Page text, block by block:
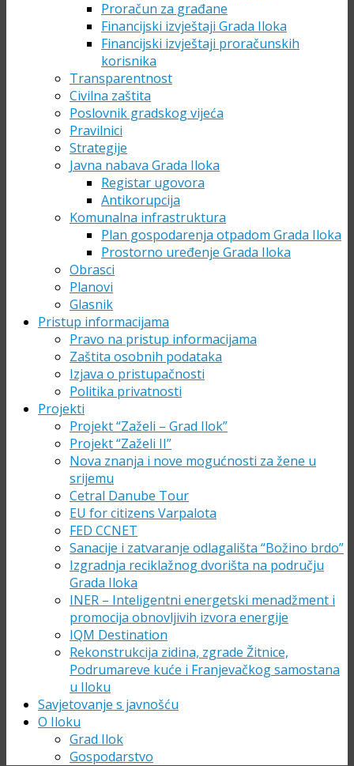
Proračun za građane
Financijski izvještaji Grada Iloka
Financijski izvještaji proračunskih
korisnika
Transparentnost
Civilna zaštita
Poslovnik gradskog vijeća
Pravilnici
Strategije
Javna nabava Grada Iloka
Registar ugovora
Antikorupcija
Komunalna infrastruktura
Plan gospodarenja otpadom Grada Iloka
Prostorno uređenje Grada Iloka
Obrasci
Planovi
Glasnik
Pristup informacijama
Pravo na pristup informacijama
Zaštita osobnih podataka
Izjava o pristupačnosti
Politika privatnosti
Projekti
Projekt “Zaželi – Grad Ilok”
Projekt “Zaželi II”
Nova znanja i nove mogućnosti za žene u
srijemu
Cetral Danube Tour
EU for citizens Varpalota
FED CCNET
Sanacije i zatvaranje odlagališta “Božino brdo”
Izgradnja reciklažnog dvorišta na području
Grada Iloka
INER – Inteligentni energetski menadžment i
promocija obnovljivih izvora energije
IQM Destination
Rekonstrukcija zidina, zgrade Žitnice,
Podrumareve kuće i Franjevačkog samostana
u Iloku
Savjetovanje s javnošću
O Iloku
Grad Ilok
Gospodarstvo